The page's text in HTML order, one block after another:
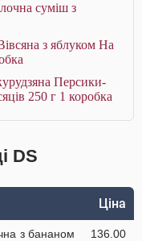
суміш з
з яблуком На
Персики-
250 г 1 коробка
DS
Ціна
з бананом
136.00